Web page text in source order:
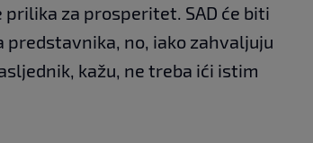
za prosperitet. SAD će biti
no, iako zahvaljuju
kažu, ne treba ići istim